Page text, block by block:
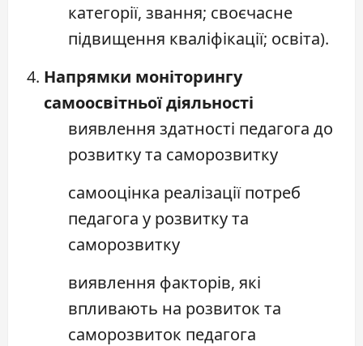
категорії, звання; своєчасне
підвищення кваліфікації; освіта).
Напрямки моніторингу
самоосвітньої діяльності
виявлення здатності педагога до
розвитку та саморозвитку
самооцінка реалізації потреб
педагога у розвитку та
саморозвитку
виявлення факторів, які
впливають на розвиток та
саморозвиток педагога